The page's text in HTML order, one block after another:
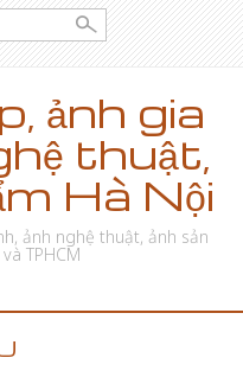
ảnh gia
thuật,
Hà Nội
ảnh nghệ thuật, ảnh sản
TPHCM